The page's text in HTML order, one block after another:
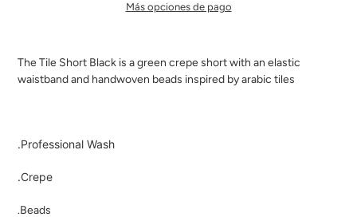
Más opciones de pago
producto
de
The Tile Short Black is a green crepe short with an elastic
waistband and handwoven beads inspired by arabic tiles
.Professional Wash
.Crepe
.Beads